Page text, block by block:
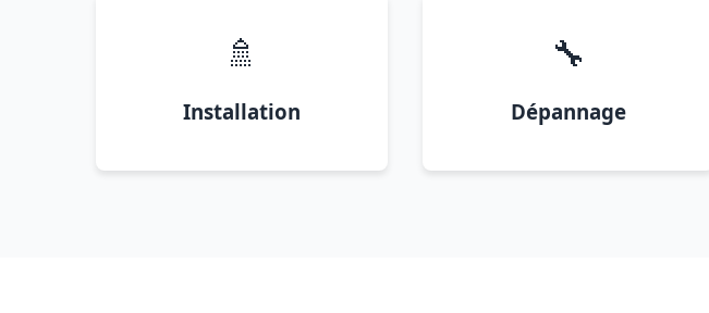
🚿
Installation
🔧
Dépannage